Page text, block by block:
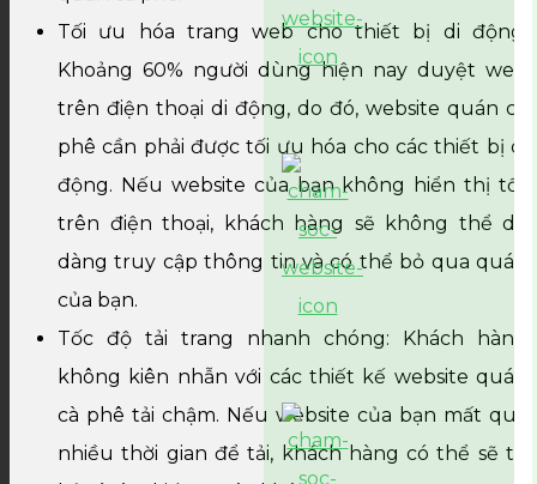
Tối ưu hóa trang web cho thiết bị di động:
Khoảng 60% người dùng hiện nay duyệt web
trên điện thoại di động, do đó, website quán cà
phê cần phải được tối ưu hóa cho các thiết bị di
động. Nếu website của bạn không hiển thị tốt
trên điện thoại, khách hàng sẽ không thể dễ
dàng truy cập thông tin và có thể bỏ qua quán
của bạn.
Tốc độ tải trang nhanh chóng: Khách hàng
không kiên nhẫn với các thiết kế website quán
cà phê tải chậm. Nếu website của bạn mất quá
nhiều thời gian để tải, khách hàng có thể sẽ từ